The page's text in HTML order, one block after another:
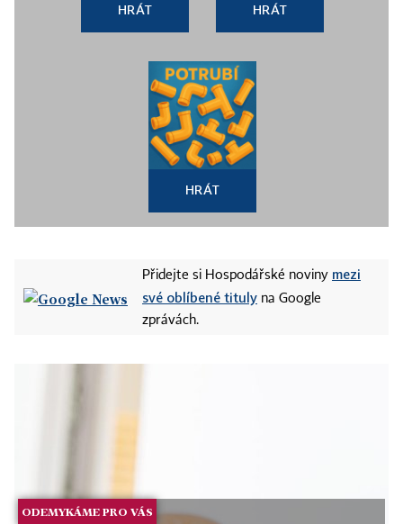
HRÁT HRÁT
HRÁT
Přidejte si Hospodářské noviny mezi
své oblíbené tituly na Google
zprávách.
ODEMYKÁME PRO VÁS